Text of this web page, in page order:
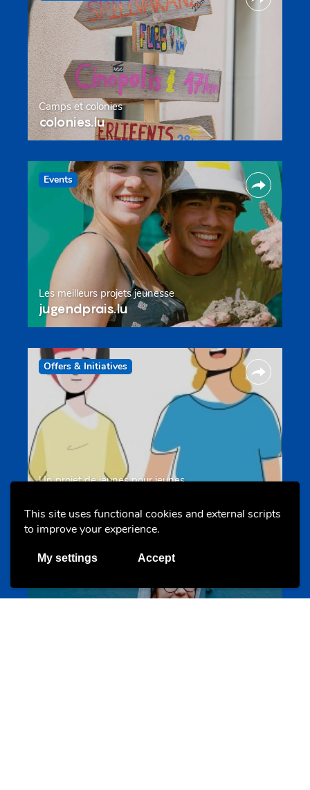
This site uses functional cookies and external scripts
to improve your experience.
My settings Accept
Camps et colonies
colonies.lu
Events
Les meilleurs projets jeunesse
jugendprais.lu
Offers & Initiatives
Un projet de jeunes pour jeunes
Portals